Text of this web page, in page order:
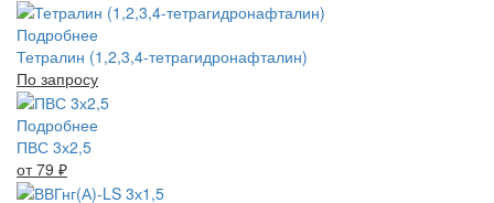
Подробнее
Тетралин (1,2,3,4-тетрагидронафталин)
По запросу
Подробнее
ПВС 3х2,5
от 79 ₽